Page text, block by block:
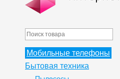
Мобильные телефоны
Бытовая техника